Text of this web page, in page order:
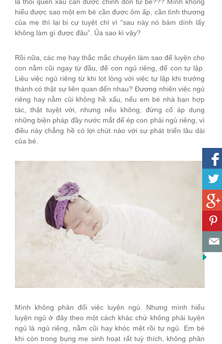
là thói quen xấu cần được chỉnh đốn từ bé??? Mình không
hiểu được sao một em bé cần được ôm ấp, cần tình thương
của mẹ thì lại bị cự tuyệt chỉ vì “sau này nó bám dính lấy
không làm gì được đâu”. Ủa sao kì vậy?
Rồi nữa, các mẹ hay thắc mắc chuyện làm sao để luyện cho
con nằm cũi ngay từ đầu, để con ngủ riêng, để con tự lập.
Liệu việc ngủ riêng từ khi lọt lòng với việc tự lập khi trưởng
thành có thật sự liên quan đến nhau? Đương nhiên việc ngủ
riêng hay nằm cũi không hề xấu, nếu em bé nhà bạn hợp
tác, thật tuyệt vời, nhưng nếu không, đừng cố áp dụng
những biện pháp đầy nước mắt để ép con phải ngủ riêng, vì
điều này chẳng hề có lợi chút nào với sự phát triển lâu dài
của bé.
Mình không phản đối việc luyện ngủ. Nhưng mình hiểu
luyện ngủ ở đây theo một cách khác chứ không phải luyện
ngủ là ngủ riêng, nằm cũi hay khóc mệt rồi tự ngủ. Em bé
khi còn trong bụng mẹ sinh hoạt rất tuỳ thích, không phân